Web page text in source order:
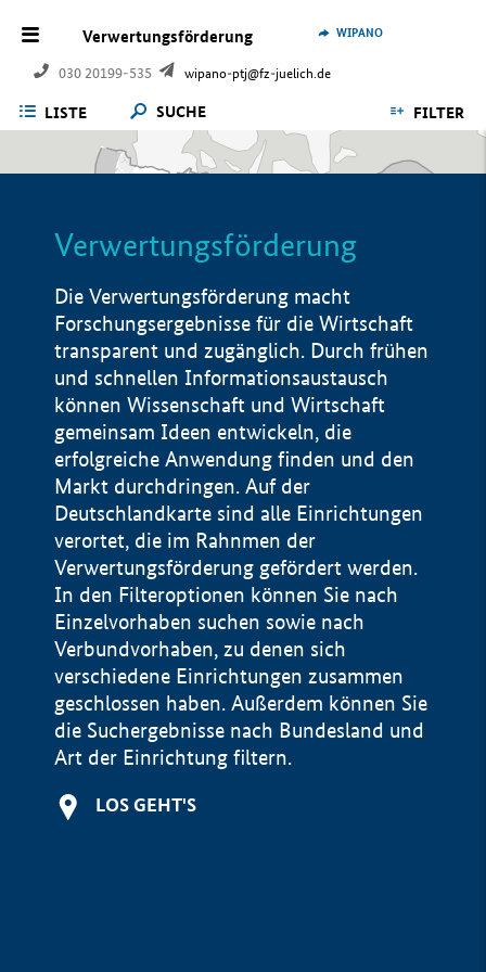
Verwertungsförderung
030 20199-535 wipano-ptj@fz-juelich.de
WIPANO
LISTE SUCHE FILTER
Verwertungsförderung
Die Verwertungsförderung macht
Forschungsergebnisse für die Wirtschaft
transparent und zugänglich. Durch frühen
und schnellen Informationsaustausch
können Wissenschaft und Wirtschaft
gemeinsam Ideen entwickeln, die
erfolgreiche Anwendung finden und den
Markt durchdringen. Auf der
Deutschlandkarte sind alle Einrichtungen
verortet, die im Rahnmen der
Verwertungsförderung gefördert werden.
In den Filteroptionen können Sie nach
Einzelvorhaben suchen sowie nach
Verbundvorhaben, zu denen sich
verschiedene Einrichtungen zusammen
geschlossen haben. Außerdem können Sie
die Suchergebnisse nach Bundesland und
Art der Einrichtung filtern.
LOS GEHT'S